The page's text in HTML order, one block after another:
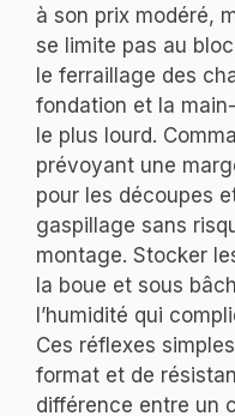
à son prix modéré,
se limite pas au
le ferraillage des
fondation et la
le plus lourd.
prévoyant une
pour les découpes
gaspillage sans
montage. Stocker
la boue et sous
l’humidité qui
Ces réflexes
format et de
différence entre un